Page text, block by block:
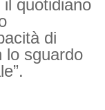
il quotidiano
di
lo sguardo